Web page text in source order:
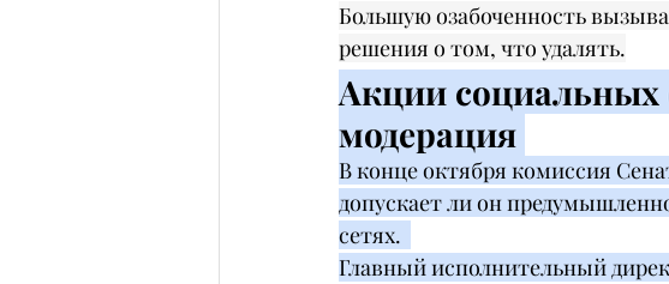
Большую озабоченность
решения о том, что удалять.
Акции социальных
модерация
В конце октября комиссия
допускает ли он
сетях.
Главный исполнительный